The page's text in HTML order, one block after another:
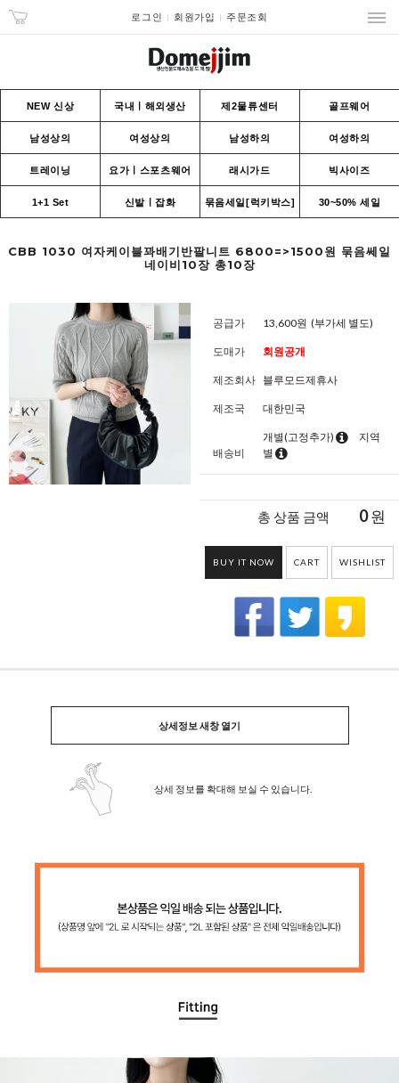
로그인 회원가입 주문조회
NEW 신상 국내ㅣ해외생산 제2물류센터 골프웨어
남성상의 여성상의 남성하의 여성하의
트레이닝 요가ㅣ스포츠웨어 래시가드 빅사이즈
1+1 Set 신발ㅣ잡화 묶음세일[럭키박스] 30~50% 세일
CBB 1030 여자케이블꽈배기반팔니트 6800=>1500원 묶음쎄일
네이비10장 총10장
공급가 13,600원 (부가세 별도)
도매가 회원공개
제조회사 블루모드제휴사
제조국 대한민국
배송비
개별(고정추가)
지역
별
총 상품 금액 0원
BUY IT NOW CART WISHLIST
상세정보 새창 열기
상세 정보를 확대해 보실 수 있습니다.